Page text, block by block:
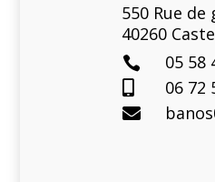
550 Rue de
40260
 05 58
 06 72
